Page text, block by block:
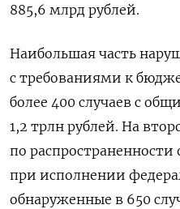
885,6 млрд рублей.
Наибольшая часть
с требованиями к
более 400 случаев с
1,2 трлн рублей. На
по
при исполнении
обнаруженные в 650